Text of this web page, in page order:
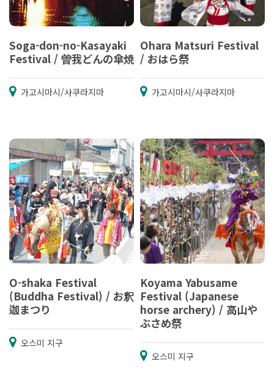
Soga-don-no-Kasayaki
Festival / 曽我どんの傘焼
가고시마시/사쿠라지마
Ohara Matsuri Festival
/ おはら祭
가고시마시/사쿠라지마
O-shaka Festival
(Buddha Festival) / お釈
迦まつり
오스미 지구
Koyama Yabusame
Festival (Japanese
horse archery) / 高山や
ぶさめ祭
오스미 지구